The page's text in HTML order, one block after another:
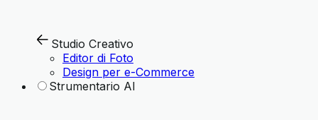
Studio Creativo
Editor di Foto
Design per e-Commerce
Strumentario AI